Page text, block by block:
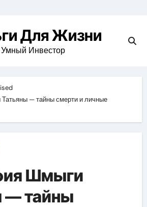
Для Жизни
Умный Инвестор
— тайны смерти и личные
Шмыги
— тайны